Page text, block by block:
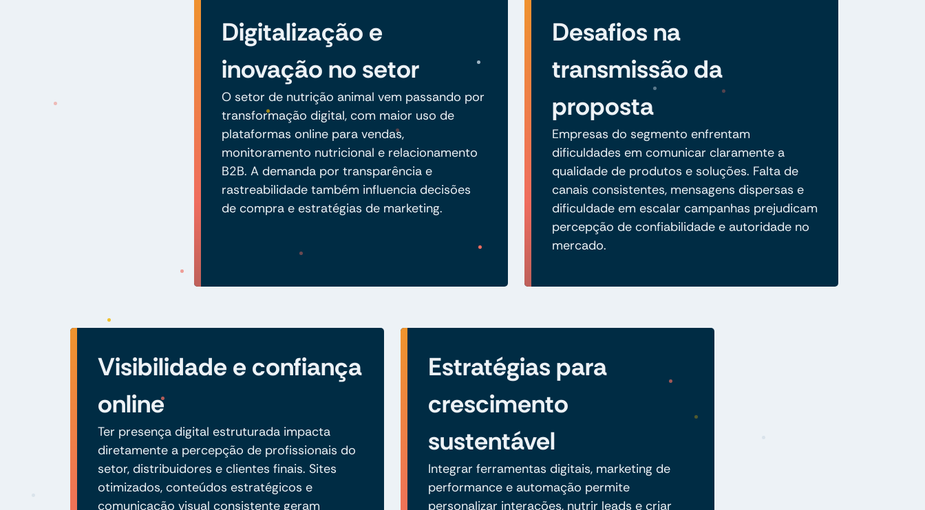
Digitalização e
inovação no setor
O setor de nutrição animal vem passando por
transformação digital, com maior uso de
plataformas online para vendas,
monitoramento nutricional e relacionamento
B2B. A demanda por transparência e
rastreabilidade também influencia decisões
de compra e estratégias de marketing.
Desafios na
transmissão da
proposta
Empresas do segmento enfrentam
dificuldades em comunicar claramente a
qualidade de produtos e soluções. Falta de
canais consistentes, mensagens dispersas e
dificuldade em escalar campanhas prejudicam
percepção de confiabilidade e autoridade no
mercado.
Visibilidade e confiança
online
Ter presença digital estruturada impacta
diretamente a percepção de profissionais do
setor, distribuidores e clientes finais. Sites
otimizados, conteúdos estratégicos e
comunicação visual consistente geram
Estratégias para
crescimento
sustentável
Integrar ferramentas digitais, marketing de
performance e automação permite
personalizar interações, nutrir leads e criar